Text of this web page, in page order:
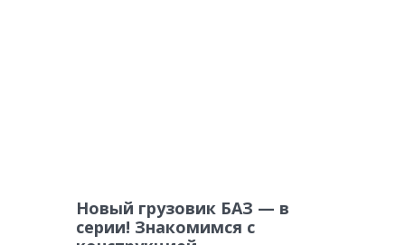
Новый грузовик БАЗ — в
серии! Знакомимся с